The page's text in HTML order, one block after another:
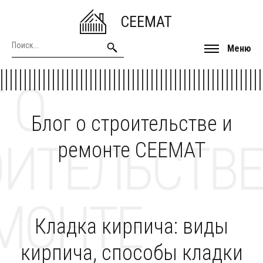
CEEMAT
Меню
Блог о строительстве и
ремонте CEEMAT
О
Кладка кирпича: виды
кирпича, способы кладки